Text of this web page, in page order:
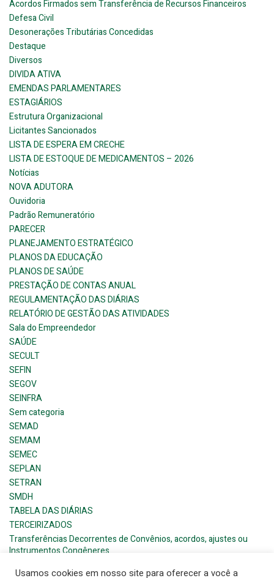
Acordos Firmados sem Transferência de Recursos Financeiros
Defesa Civil
Desonerações Tributárias Concedidas
Destaque
Diversos
DIVIDA ATIVA
EMENDAS PARLAMENTARES
ESTAGIÁRIOS
Estrutura Organizacional
Licitantes Sancionados
LISTA DE ESPERA EM CRECHE
LISTA DE ESTOQUE DE MEDICAMENTOS – 2026
Notícias
NOVA ADUTORA
Ouvidoria
Padrão Remuneratório
PARECER
PLANEJAMENTO ESTRATÉGICO
PLANOS DA EDUCAÇÃO
PLANOS DE SAÚDE
PRESTAÇÃO DE CONTAS ANUAL
REGULAMENTAÇÃO DAS DIÁRIAS
RELATÓRIO DE GESTÃO DAS ATIVIDADES
Sala do Empreendedor
SAÚDE
SECULT
SEFIN
SEGOV
SEINFRA
Sem categoria
SEMAD
SEMAM
SEMEC
SEPLAN
SETRAN
SMDH
TABELA DAS DIÁRIAS
TERCEIRIZADOS
Transferências Decorrentes de Convênios, acordos, ajustes ou
Instrumentos Congêneres
Usamos cookies em nosso site para oferecer a você a